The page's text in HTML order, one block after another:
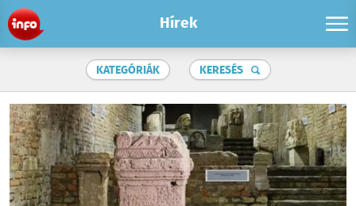
Hírek
KATEGÓRIÁK KERESÉS